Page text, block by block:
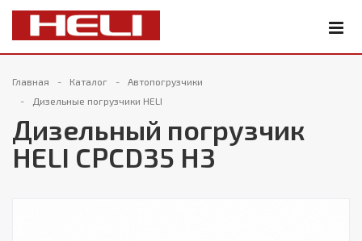
Главная Каталог
Автопогрузчики
Дизельные погрузчики HELI
Дизельный погрузчик
HELI CPCD35 H3